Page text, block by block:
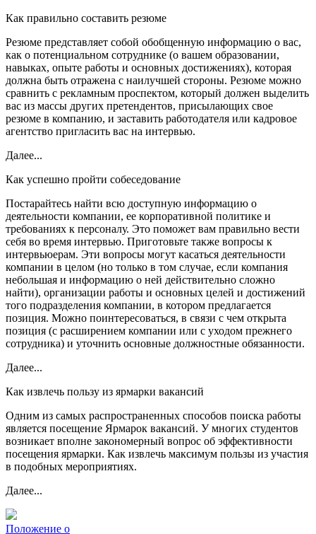
Как правильно составить резюме
Резюме представляет собой обобщенную информацию о вас,
как о потенциальном сотруднике (о вашем образовании,
навыках, опыте работы и основных достижениях), которая
должна быть отражена с наилучшей стороны. Резюме можно
сравнить с рекламным проспектом, который должен выделить
вас из массы других претендентов, присылающих свое
резюме в компанию, и заставить работодателя или кадровое
агентство пригласить вас на интервью.
Далее...
Как успешно пройти собеседование
Постарайтесь найти всю доступную информацию о
деятельности компании, ее корпоративной политике и
требованиях к персоналу. Это поможет вам правильно вести
себя во время интервью. Приготовьте также вопросы к
интервьюерам. Эти вопросы могут касаться деятельности
компании в целом (но только в том случае, если компания
небольшая и информацию о ней действительно сложно
найти), организации работы и основных целей и достижений
того подразделения компании, в котором предлагается
позиция. Можно поинтересоваться, в связи с чем открыта
позиция (с расширением компании или с уходом прежнего
сотрудника) и уточнить основные должностные обязанности.
Далее...
Как извлечь пользу из ярмарки вакансий
Одним из самых распространенных способов поиска работы
является посещение Ярмарок вакансий. У многих студентов
возникает вполне закономерный вопрос об эффективности
посещения ярмарки. Как извлечь максимум пользы из участия
в подобных мероприятиях.
Далее...
Положение о